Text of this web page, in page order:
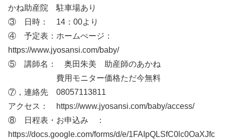
かね助産院 駐車場あり
③ 日時： 14：00より
④ 予定表：ホームぺージ：
https://www.jyosansi.com/baby/
⑤ 講師名： 奥田朱美 助産師のあかね
費用モニター価格ただ今無料
⑦，連絡先 08057113811
アクセス： https://www.jyosansi.com/baby/access/
⑧ 日程表・お申込み ：
https://docs.google.com/forms/d/e/1FAIpQLSfC0lc0OaXJfc